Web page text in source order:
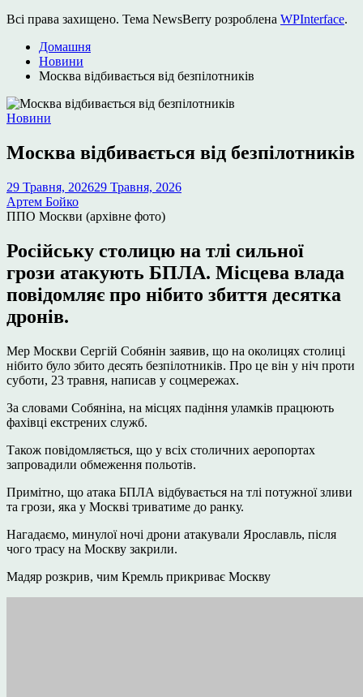
Всі права захищено. Тема NewsBerry розроблена WPInterface.
Домашня
Новини
Москва відбивається від безпілотників
Опублікувати
Новини
Москва відбивається від безпілотників
29 Травня, 202629 Травня, 2026
Артем Бойко
ППО Москви (архівне фото)
Російську столицю на тлі сильної
грози атакують БПЛА. Місцева влада
повідомляє про нібито збиття десятка
дронів.
Мер Москви Сергій Собянін заявив, що на околицях столиці
нібито було збито десять безпілотників. Про це він у ніч проти
суботи, 23 травня, написав у соцмережах.
За словами Собяніна, на місцях падіння уламків працюють
фахівці екстрених служб.
Також повідомляється, що у всіх столичних аеропортах
запровадили обмеження польотів.
Примітно, що атака БПЛА відбувається на тлі потужної зливи
та грози, яка у Москві триватиме до ранку.
Нагадаємо, минулої ночі дрони атакували Ярославль, після
чого трасу на Москву закрили.
Мадяр розкрив, чим Кремль прикриває Москву